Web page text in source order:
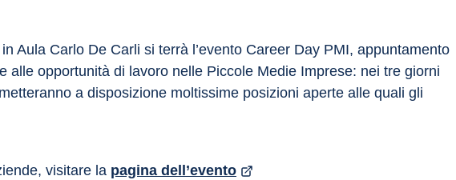
Aula Carlo De Carli si terrà l’evento Career Day PMI, appuntamento
alle opportunità di lavoro nelle Piccole Medie Imprese: nei tre giorni
a disposizione moltissime posizioni aperte alle quali gli
visitare la pagina dell’evento